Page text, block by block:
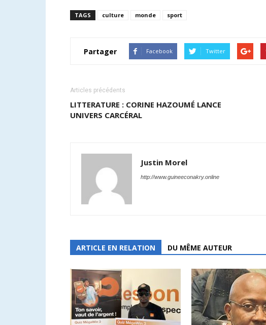
TAGS culture monde sport
Partager Facebook Twitter
Articles précédents
LITTERATURE : CORINE HAZOUMÉ LANCE
UNIVERS CARCÉRAL
Justin Morel
http://www.guineeconakry.online
ARTICLE EN RELATION DU MÊME AUTEUR